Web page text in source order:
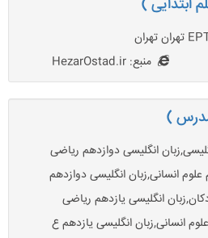
ابتدایی )
منبع: HezarOstad.ir
مدرس )
انگلیسی دوازدهم ریاضی
انسانی,زبان انگلیسی دوازدهم
انگلیسی یازدهم ریاضی
انسانی,زبان انگلیسی یازدهم ع